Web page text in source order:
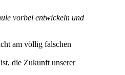
vorbei entwickeln und
am völlig falschen
die Zukunft unserer